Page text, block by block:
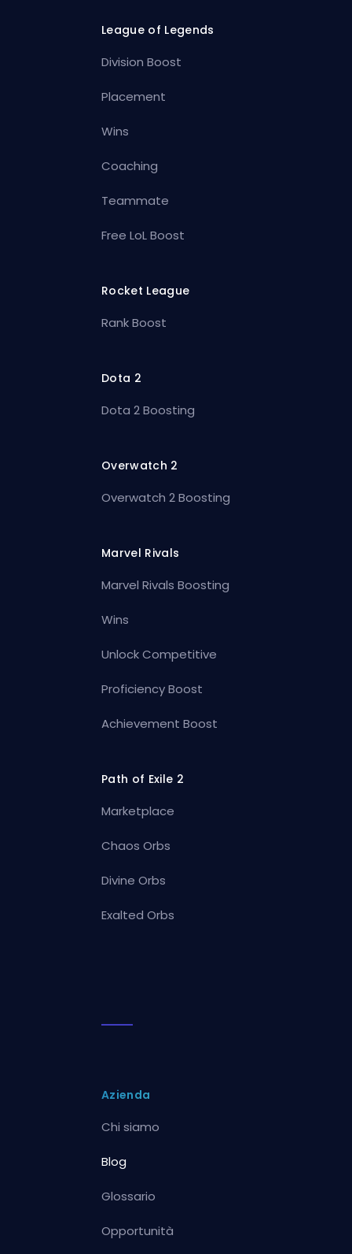
League of Legends
Division Boost
Placement
Wins
Coaching
Teammate
Free LoL Boost
Rocket League
Rank Boost
Dota 2
Dota 2 Boosting
Overwatch 2
Overwatch 2 Boosting
Marvel Rivals
Marvel Rivals Boosting
Wins
Unlock Competitive
Proficiency Boost
Achievement Boost
Path of Exile 2
Marketplace
Chaos Orbs
Divine Orbs
Exalted Orbs
Azienda
Chi siamo
Blog
Glossario
Opportunità